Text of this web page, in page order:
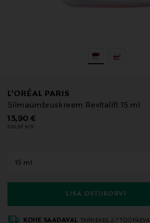
L'ORÉAL PARIS
Silmaümbruskreem Revitalift 15 ml
Original Price
13,90 €
926,67 €/1l
LISA OSTUKORVI
KOHE SAADAVAL TARNEAEG 2-7 TÖÖPÄEVA